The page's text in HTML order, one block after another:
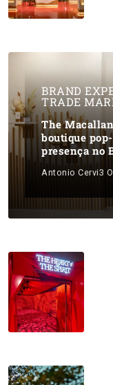
BRAND
TRADE
The
boutique
presença no
Antonio Cervi3